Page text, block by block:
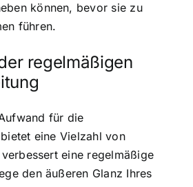
können, bevor sie zu
führen.
regelmäßigen
für die
eine Vielzahl von
eine regelmäßige
den äußeren Glanz Ihres